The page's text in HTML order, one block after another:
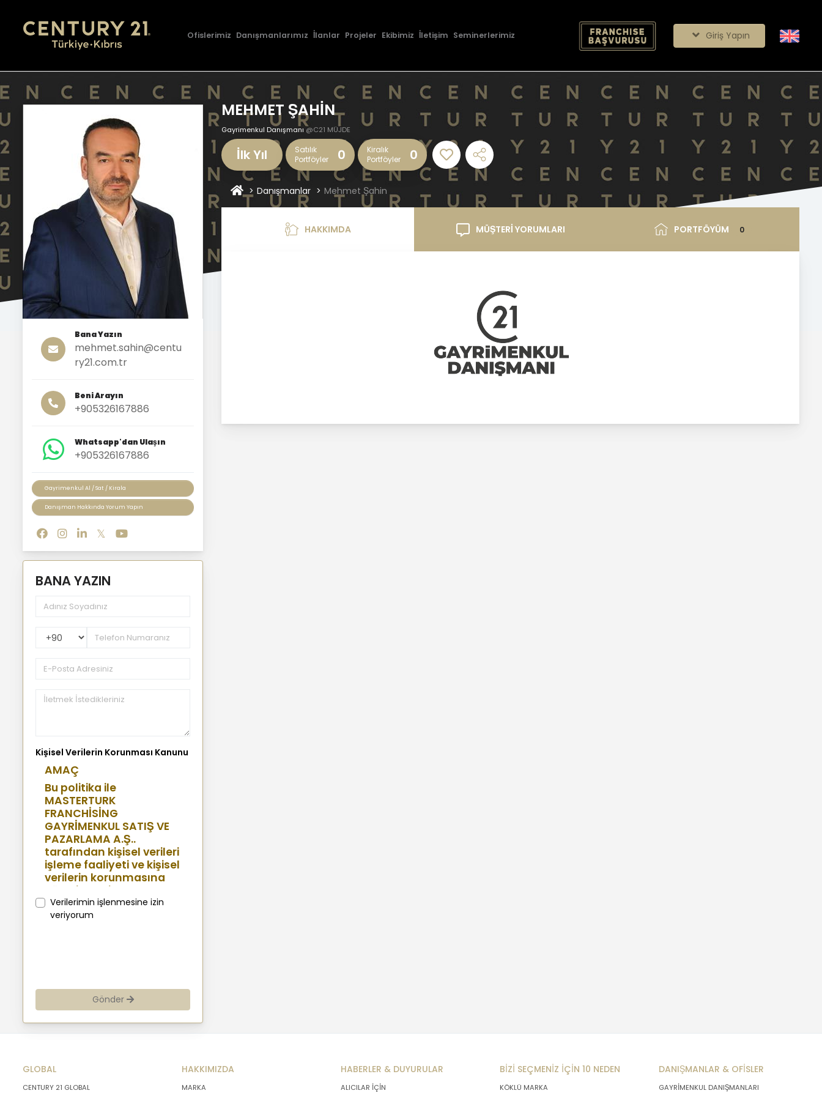
Ofislerimiz Danışmanlarımız İlanlar Projeler Ekibimiz İletişim Seminerlerimiz Giriş Yapın
MEHMET ŞAHİN
Gayrimenkul Danışmanı @C21 MÜJDE
İlk Yıl
Satılık
Portföyler
0
Kiralık
Portföyler
0
Danışmanlar Mehmet Şahin
Bana Yazın
mehmet.sahin@centu
ry21.com.tr
Beni Arayın
+905326167886
Whatsapp'dan Ulaşın
+905326167886
Gayrimenkul Al / Sat / Kirala
Danışman Hakkında Yorum Yapın
BANA YAZIN
PhoneNumberCountryPhoneCode
Kişisel Verilerin Korunması Kanunu
AMAÇ
Bu politika ile
MASTERTURK
FRANCHİSİNG
GAYRİMENKUL SATIŞ VE
PAZARLAMA A.Ş..
tarafından kişisel verileri
işleme faaliyeti ve kişisel
verilerin korunmasına
yönelik benimsenen
sistemler konusunda
açıklamalarda
müşterilerimiz, şirket
hissedarlarımız,
ziyaretçilerimiz ve
üçüncü kişiler başta
işlenen kişilerin
bilgilendirilerek
Verilerimin işlenmesine izin
veriyorum
Gönder
HAKKIMDA MÜŞTERİ YORUMLARI PORTFÖYÜM 0
GLOBAL
CENTURY 21 GLOBAL
HAKKIMIZDA
MARKA
HABERLER & DUYURULAR
ALICILAR İÇİN
BİZİ SEÇMENİZ İÇİN 10 NEDEN
KÖKLÜ MARKA
DANIŞMANLAR & OFİSLER
GAYRİMENKUL DANIŞMANLARI